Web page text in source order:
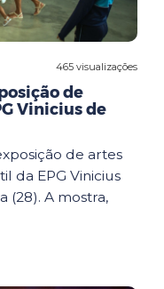
465 visualizações
de
Vinicius de
de artes
da EPG Vinicius
(28). A mostra,